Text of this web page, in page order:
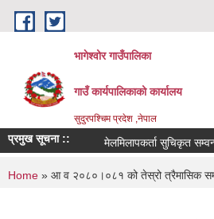
Skip to main content
भागेश्वोर गाउँपालिका
गाउँ कार्यपालिकाको कार्यालय
सुदुरपश्चिम प्रदेश ,नेपाल
प्रमुख सूचना :: मेलमिलापकर्ता सुचिकृत
You are here
Home » आ व २०८०।०८१ को तेस्रो त्रैमासिक